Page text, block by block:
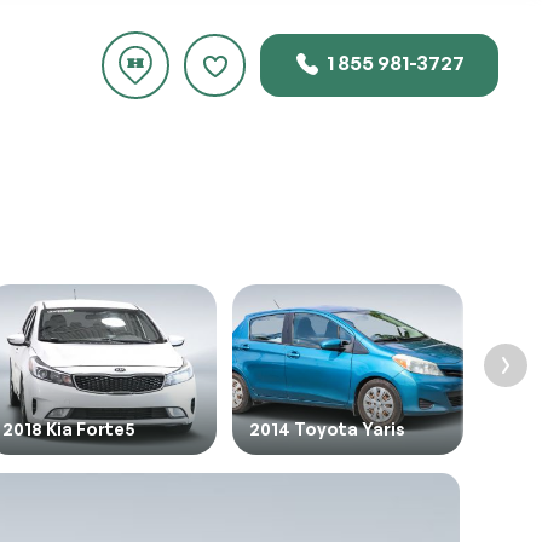
1 855 981-3727
2018 Kia Forte5 2014 Toyota Yaris